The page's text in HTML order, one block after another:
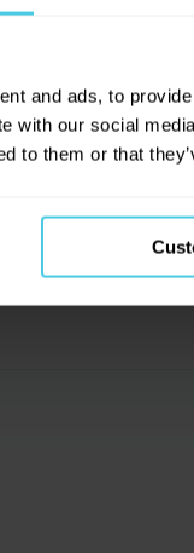
and ads, to
with our social
to them or that
x
0 x